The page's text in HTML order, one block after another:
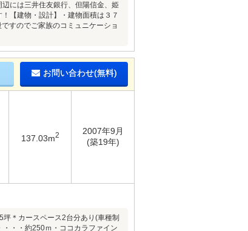
には三井住友銀行、但陽信金、姫
【建物・設計】・建物面積は３７
すのでご家族のコミュニケーショ
お問い合わせ(無料)
137.03m2
2007年9月
(築19年)
＊カースペース2台分あり(車種制
・・約250ｍ・ココカラファイン